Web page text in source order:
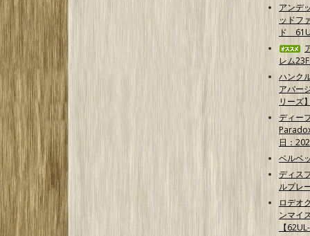
アンデ
ッドフ
ド
レム
ハンク
アバー
リーズ
ディー
日：
ベルベ
ディス
ルプレ
ロデオ
ンマイ
【